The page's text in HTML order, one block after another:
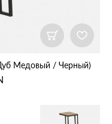
Медовый / Черный)